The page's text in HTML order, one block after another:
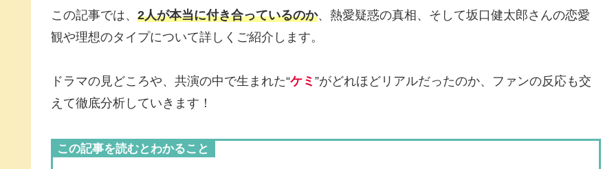
この記事では、 2人が本当に付き合っているのか、熱愛疑惑の真相、そして坂口健太郎さんの恋愛
観や理想のタイプについて詳しくご紹介します。
ドラマの見どころや、共演の中で生まれた“ケミ ”がどれほどリアルだったのか、ファンの反応も交
えて徹底分析していきます！
この記事を読むとわかること